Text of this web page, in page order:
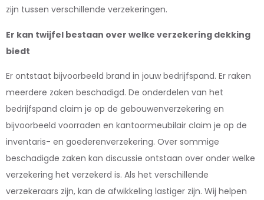
zijn tussen verschillende verzekeringen.
Er kan twijfel bestaan over welke verzekering dekking
biedt
Er ontstaat bijvoorbeeld brand in jouw bedrijfspand. Er raken
meerdere zaken beschadigd. De onderdelen van het
bedrijfspand claim je op de gebouwenverzekering en
bijvoorbeeld voorraden en kantoormeubilair claim je op de
inventaris- en goederenverzekering. Over sommige
beschadigde zaken kan discussie ontstaan over onder welke
verzekering het verzekerd is. Als het verschillende
verzekeraars zijn, kan de afwikkeling lastiger zijn. Wij helpen